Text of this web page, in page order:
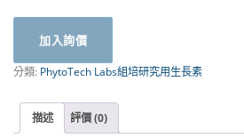
|
PhytoTech
加入詢價
分類: PhytoTech Labs組培研究用生長素
描述 評價 (0)